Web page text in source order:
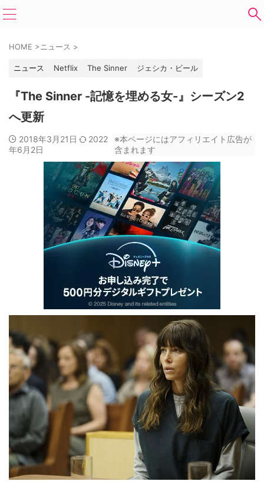
HOME >ニュース >
ニュース Netflix The Sinner ジェシカ・ビール
『The Sinner -記憶を埋める女-』シーズン2
へ更新
2018年3月21日
2022
年6月2日
※本ページにはアフィリエイト広告が
含まれます